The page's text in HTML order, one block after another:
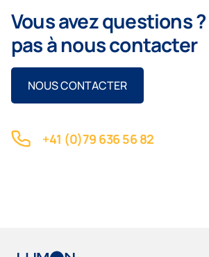
Vous avez questions
pas à nous contacter
NOUS CONTACTER
+41 (0)79 636 56 82